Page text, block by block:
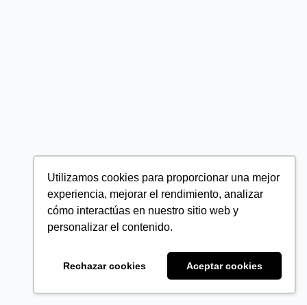
Utilizamos cookies para proporcionar una mejor
experiencia, mejorar el rendimiento, analizar
cómo interactúas en nuestro sitio web y
personalizar el contenido.
Rechazar cookies Aceptar cookies